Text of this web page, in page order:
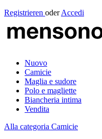
Registrieren oder Accedi
Nuovo
Camicie
Maglia e sudore
Polo e magliette
Biancheria intima
Vendita
Alla categoria Camicie